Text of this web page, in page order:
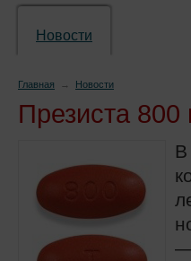
Новости
Главная → Новости
Презиста
В
—